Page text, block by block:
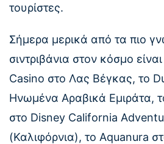
τουρίστες.
Σήμερα μερικά από τα πιο
σιντριβάνια στον κόσμο
Casino στο Λας Βέγκας, το
Ηνωμένα Αραβικά Εμιράτα,
στο Disney California
(Καλιφόρνια), το Aquanura